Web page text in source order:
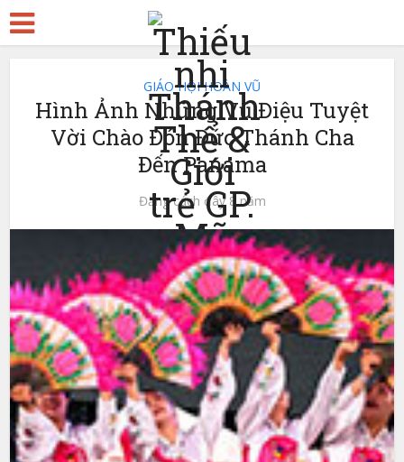
GIÁO HỘI HOÀN VŨ
Hình Ảnh Những Vũ Điệu Tuyệt
Vời Chào Đón Đức Thánh Cha
Đến Panama
Đăng cách đây 8 năm